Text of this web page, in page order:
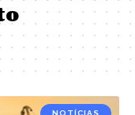
NOTÍCIAS